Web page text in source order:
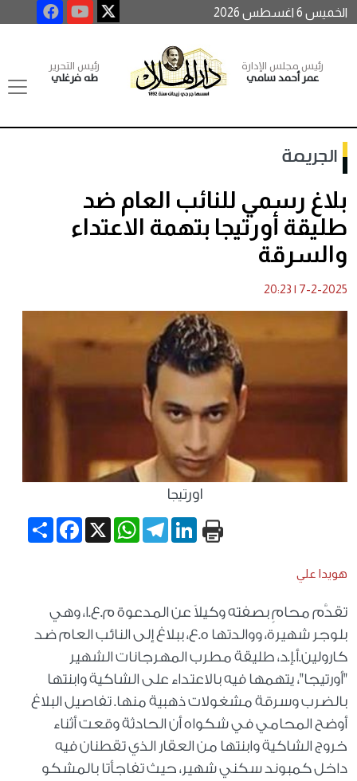
الخميس 6 اغسطس 2026
رئيس مجلس الإدارة
عمر أحمد سامي
رئيس التحرير
طه فرغلي
الجريمة
بلاغ رسمي للنائب العام ضد
طليقة أورتيجا بتهمة الاعتداء
والسرقة
7-2-2025
|
20:23
اورتيجا
Share
Facebook X
WhatsApp
TelegramLinkedIn
هويدا علي
تقدَّم محامٍ بصفته وكيلاً عن المدعوة م.ع.ا، وهي
بلوجر شهيرة، ووالدتها ه.ع، ببلاغ إلى النائب العام ضد
كارولين.أ.إ.د، طليقة مطرب المهرجانات الشهير
"أورتيجا"، يتهمها فيه بالاعتداء على الشاكية وابنتها
بالضرب وسرقة مشغولات ذهبية منها. تفاصيل البلاغ
أوضح المحامي في شكواه أن الحادثة وقعت أثناء
خروج الشاكية وابنتها من العقار الذي تقطنان فيه
داخل كمبوند سكني شهير، حيث تفاجأتا بالمشكو